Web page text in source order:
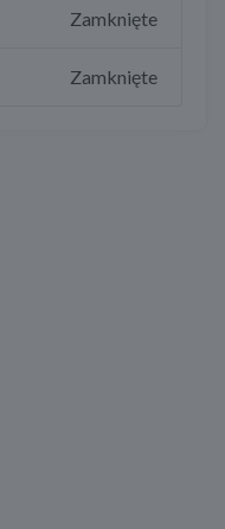
Zamknięte
Zamknięte